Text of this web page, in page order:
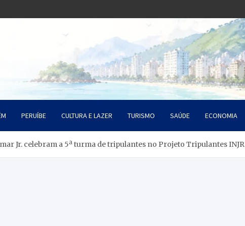
Litoral SP
PERUÍBE CULTURA E LAZER TURISMO SAÚDE ECONOMIA
Jr. celebram a 5ª turma de tripulantes no Projeto Tripulantes INJR